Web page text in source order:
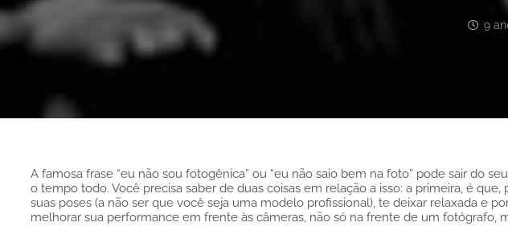
9
A famosa frase “eu não sou fotogênica” ou “eu não saio bem na foto” pode sair do
o tempo todo. Você precisa saber de duas coisas em relação a isso: a primeira, é
suas poses (a não ser que você seja uma modelo profissional), te deixar relaxada e
melhorar sua performance em frente às câmeras, não só na frente de um fotógrafo,